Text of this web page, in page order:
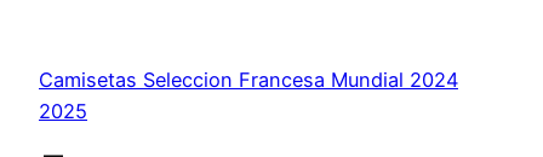
contenido
Camisetas Seleccion Francesa Mundial 2024
2025